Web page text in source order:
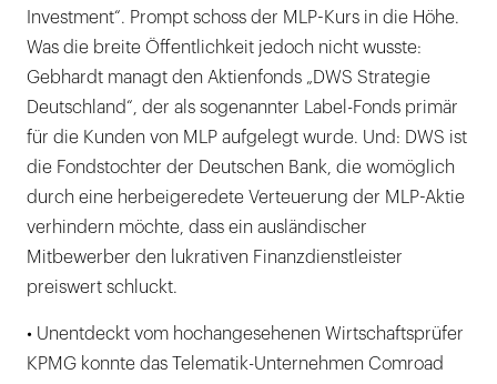
Investment“. Prompt schoss der MLP-Kurs in die Höhe.
Was die breite Öffentlichkeit jedoch nicht wusste:
Gebhardt managt den Aktienfonds „DWS Strategie
Deutschland“, der als sogenannter Label-Fonds primär
für die Kunden von MLP aufgelegt wurde. Und: DWS ist
die Fondstochter der Deutschen Bank, die womöglich
durch eine herbeigeredete Verteuerung der MLP-Aktie
verhindern möchte, dass ein ausländischer
Mitbewerber den lukrativen Finanzdienstleister
preiswert schluckt.
• Unentdeckt vom hochangesehenen Wirtschaftsprüfer
KPMG konnte das Telematik-Unternehmen Comroad